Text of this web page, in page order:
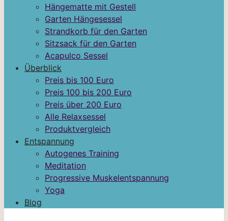
Hängematte mit Gestell
Garten Hängesessel
Strandkorb für den Garten
Sitzsack für den Garten
Acapulco Sessel
Überblick
Preis bis 100 Euro
Preis 100 bis 200 Euro
Preis über 200 Euro
Alle Relaxsessel
Produktvergleich
Entspannung
Autogenes Training
Meditation
Progressive Muskelentspannung
Yoga
Blog